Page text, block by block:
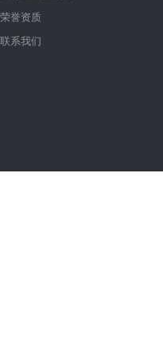
荣誉资质
联系我们